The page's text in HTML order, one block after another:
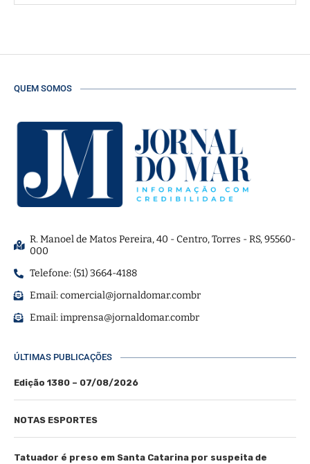
QUEM SOMOS
R. Manoel de Matos Pereira, 40 - Centro, Torres - RS, 95560-
000
Telefone: (51) 3664-4188
Email:comercial@jornaldomar.combr
Email:imprensa@jornaldomar.combr
ÚLTIMAS PUBLICAÇÕES
Edição 1380 – 07/08/2026
NOTAS ESPORTES
Tatuador é preso em Santa Catarina por suspeita de